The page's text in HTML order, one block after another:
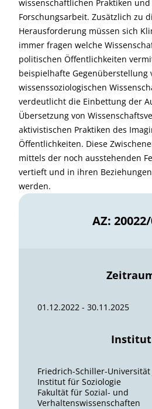
wissenschaftlichen Praktiken
Forschungsarbeit. Zusätzlich zu
Herausforderung müssen sich
immer fragen welche
politischen Öffentlichkeiten
beispielhafte Gegenüberstellung
wissenssoziologischen
verdeutlicht die Einbettung der
Übersetzung von
aktivistischen Praktiken des
Öffentlichkeiten. Diese
mittels der noch ausstehenden
vertieft und in ihren
werden.
AZ:
01.12.2022 - 30.11.2025
Institut
Friedrich-Schiller-Universität
Institut für Soziologie
Fakultät für Sozial- und
Verhaltenswissenschaften